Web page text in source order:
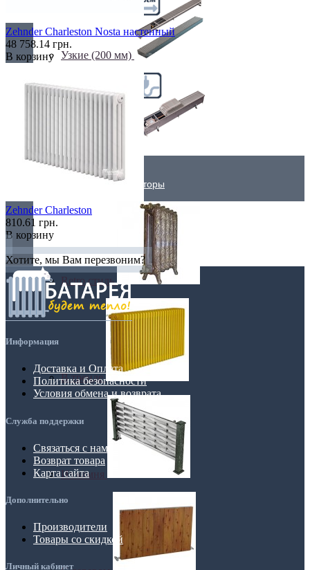
Узкие (200 мм)
Дизайнерские радиаторы
Retro стиль
В тренде
Из камня
Zehnder Charleston Nosta настенный
48 758.14 грн.
В корзину
Zehnder Charleston
810.61 грн.
В корзину
Хотите, мы Вам перезвоним?
Информация
Доставка и Оплата
Политика безопасности
Условия обмена и возврата
Служба поддержки
Связаться с нами
Возврат товара
Карта сайта
Дополнительно
Производители
Товары со скидкой
Личный кабинет